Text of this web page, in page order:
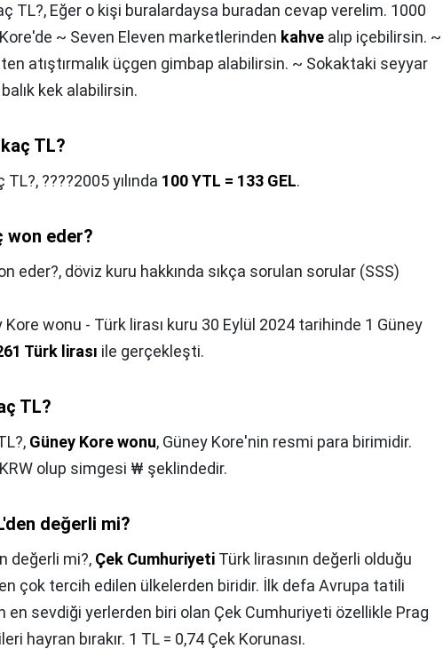
TL?, Eğer o kişi buralardaysa buradan cevap verelim. 1000
~ Seven Eleven marketlerinden kahve alıp içebilirsin. ~
atıştırmalık üçgen gimbap alabilirsin. ~ Sokaktaki seyyar
kek alabilirsin.
TL?
TL?, ????2005 yılında 100 YTL = 133 GEL.
won eder?
eder?, döviz kuru hakkında sıkça sorulan sorular (SSS)
Kore wonu - Türk lirası kuru 30 Eylül 2024 tarihinde 1 Güney
Türk lirası ile gerçekleşti.
TL?
Güney Kore wonu, Güney Kore'nin resmi para birimidir.
olup simgesi ₩ şeklindedir.
değerli mi?
değerli mi?, Çek Cumhuriyeti Türk lirasının değerli olduğu
çok tercih edilen ülkelerden biridir. İlk defa Avrupa tatili
en sevdiği yerlerden biri olan Çek Cumhuriyeti özellikle Prag
hayran bırakır. 1 TL = 0,74 Çek Korunası.